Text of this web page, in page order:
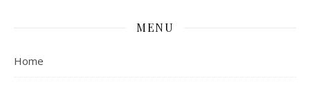
MENU
Home